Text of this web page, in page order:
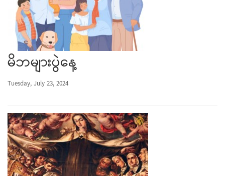
မိဘများပွဲနေ့
Tuesday, July 23, 2024